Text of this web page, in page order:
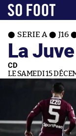
SERIE A J16
La
CD
LE SAMEDI 15